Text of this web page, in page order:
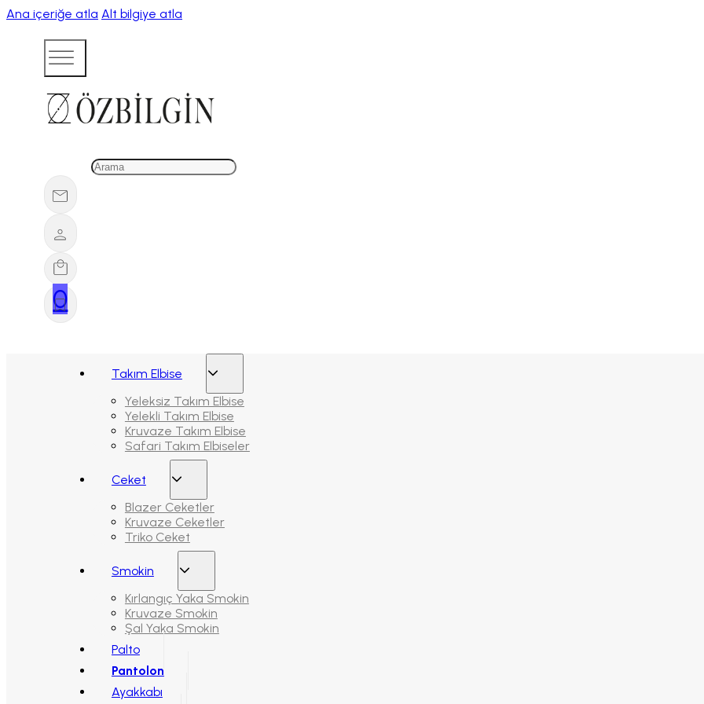
Ana içeriğe atla Alt bilgiye atla
0
Takım Elbise
Yeleksiz Takım Elbise
Yelekli Takım Elbise
Kruvaze Takım Elbise
Safari Takım Elbiseler
Ceket
Blazer Ceketler
Kruvaze Ceketler
Triko Ceket
Smokin
Kırlangıç Yaka Smokin
Kruvaze Smokin
Şal Yaka Smokin
Palto
Pantolon
Ayakkabı